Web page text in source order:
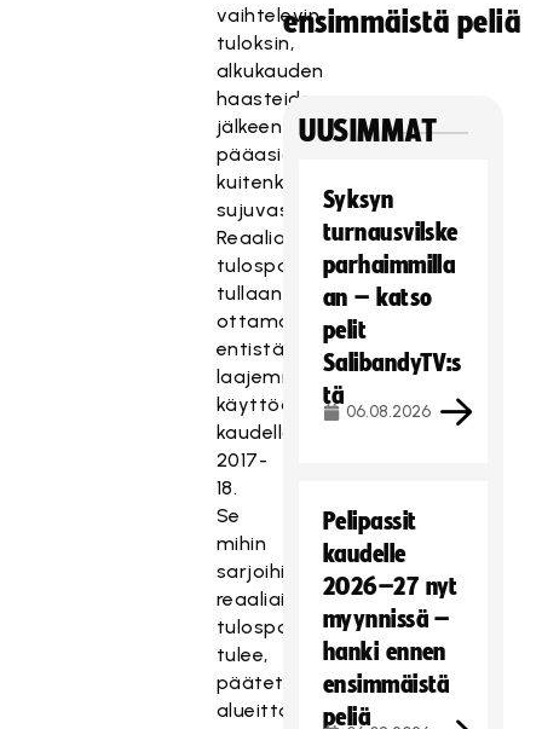
vaihtelevin
tuloksin,
alkukauden
haasteiden
jälkeen
pääasiassa
kuitenkin
sujuvasti.
Reaaliaikainen
tulospalvelu
tullaan
ottamaan
entistä
laajemmin
käyttöön
kaudella
2017-
18.
Se
mihin
sarjoihin
reaaliaikainen
tulospalvelu
tulee,
päätetään
alueittain
ensimmäistä peliä
UUSIMMAT
Syksyn
turnausvilske
parhaimmilla
an – katso
pelit
SalibandyTV:s
tä
06.08.2026
Pelipassit
kaudelle
2026–27 nyt
myynnissä –
hanki ennen
ensimmäistä
peliä